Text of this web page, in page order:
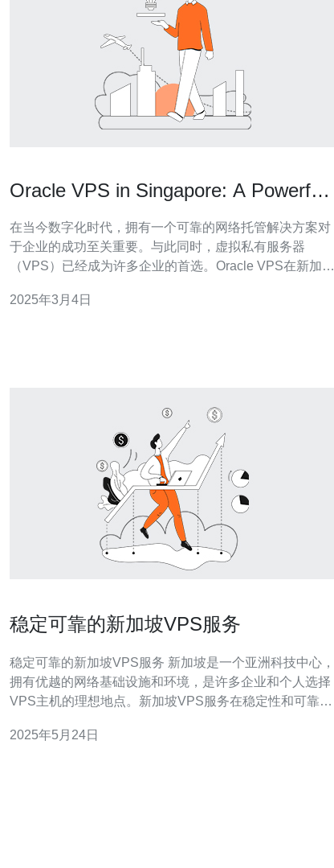
Oracle VPS in Singapore: A Powerful
在当今数字化时代，拥有一个可靠的网络托管解决方案对
于企业的成功至关重要。与此同时，虚拟私有服务器
（VPS）已经成为许多企业的首选。Oracle VPS在新加坡
探讨Oracle VPS在新加坡的优势和功能。 Oracle VPS是
2025年3月4日
稳定可靠的新加坡VPS服务
稳定可靠的新加坡VPS服务 新加坡是一个亚洲科技中心，
拥有优越的网络基础设施和环境，是许多企业和个人选择
VPS主机的理想地点。新加坡VPS服务在稳定性和可靠性
新加坡VPS服务的优势主要体现在以下几个方面： 优越的
2025年5月24日